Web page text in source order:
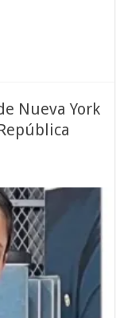
Nueva York